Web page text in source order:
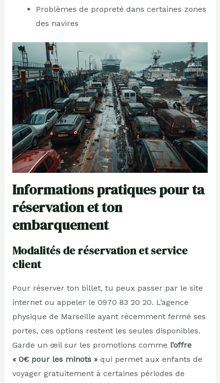
Problèmes de propreté dans certaines zones
des navires
Informations pratiques pour ta
réservation et ton
embarquement
Modalités de réservation et service
client
Pour réserver ton billet, tu peux passer par le site
internet ou appeler le 0970 83 20 20. L’agence
physique de Marseille ayant récemment fermé ses
portes, ces options restent les seules disponibles.
Garde un œil sur les promotions comme l’offre
« 0€ pour les minots »qui permet aux enfants de
voyager gratuitement à certaines périodes de